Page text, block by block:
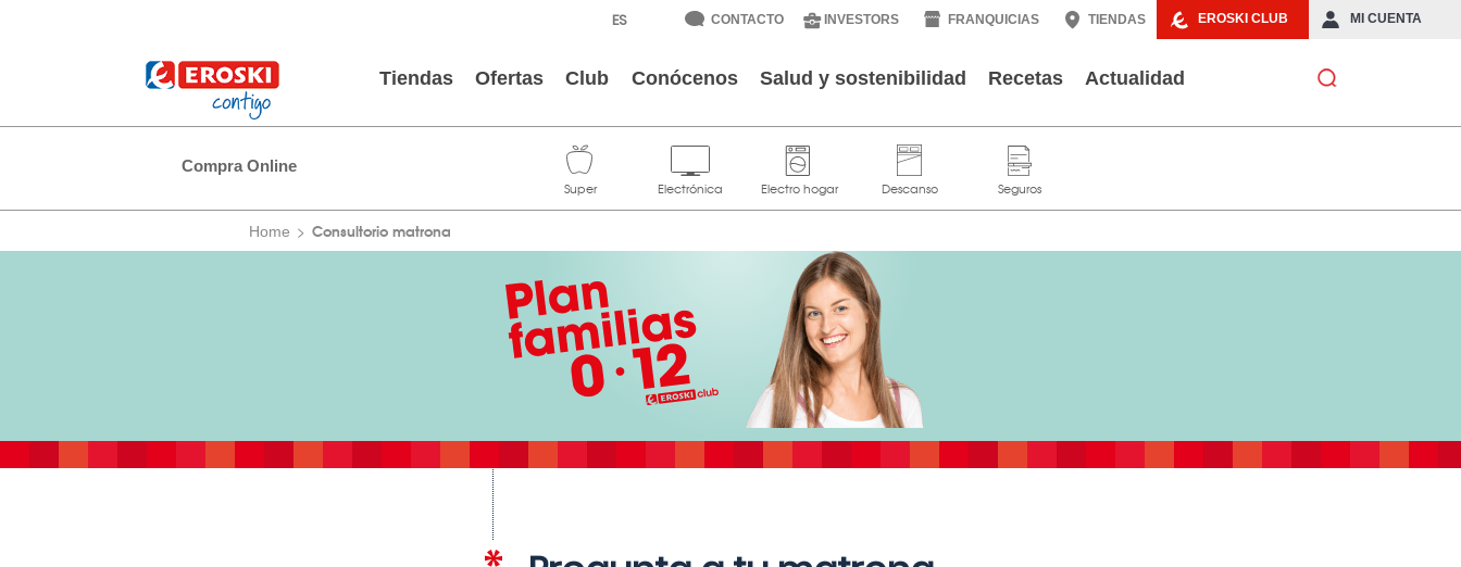
EROSKI CLUB MI CUENTA
CONTACTO INVESTORS FRANQUICIAS TIENDAS
Tiendas Ofertas Club Conócenos Salud y sostenibilidad Recetas Actualidad
Compra Online
Home Consultorio matrona